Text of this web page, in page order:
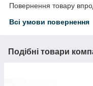
Повернення товару
Всі умови повернення
Подібні товари